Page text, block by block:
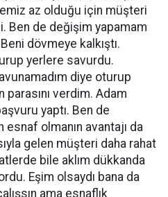
az olduğu için müşteri
Ben de değişim yapamam
dövmeye kalkıştı.
yerlere savurdu.
diye oturup
parasını verdim. Adam
yaptı. Ben de
esnaf olmanın avantajı da
gelen müşteri daha rahat
bile aklım dükkanda
Eşim olsaydı bana da
ama esnaflık